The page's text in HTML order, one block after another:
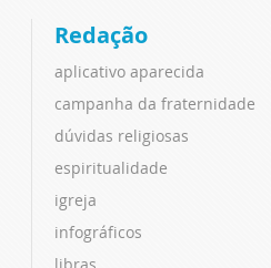
Redação
aplicativo aparecida
campanha da fraternidade
dúvidas religiosas
espiritualidade
igreja
infográficos